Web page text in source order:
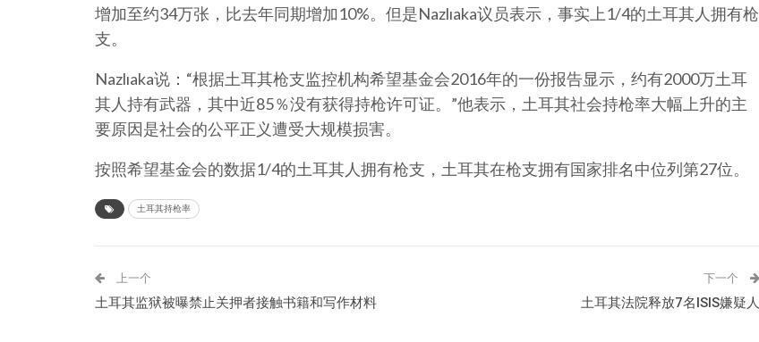
增加至约34万张，比去年同期增加10%。但是Nazlıaka议员表示，事实上1/4的土耳其人拥有枪
支。
Nazlıaka说：“根据土耳其枪支监控机构希望基金会2016年的一份报告显示，约有2000万土耳
其人持有武器，其中近85％没有获得持枪许可证。”他表示，土耳其社会持枪率大幅上升的主
要原因是社会的公平正义遭受大规模损害。
按照希望基金会的数据1/4的土耳其人拥有枪支，土耳其在枪支拥有国家排名中位列第27位。
土耳其持枪率
上一个
土耳其监狱被曝禁止关押者接触书籍和写作材料
下一个
土耳其法院释放7名ISIS嫌疑人